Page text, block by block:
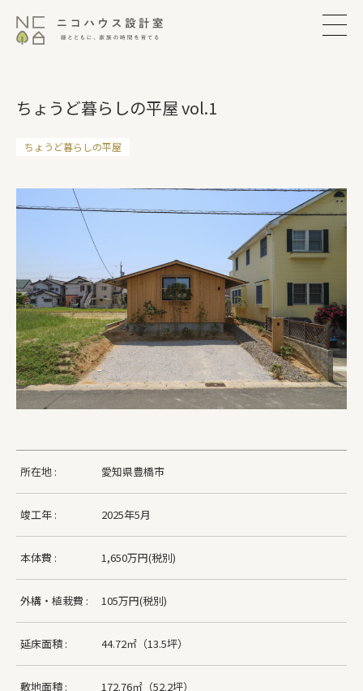
ちょうど暮らしの平屋 vol.1
ちょうど暮らしの平屋
所在地 : 愛知県豊橋市
竣工年 : 2025年5月
本体費 : 1,650万円(税別)
外構・植栽費 : 105万円(税別)
延床面積 : 44.72㎡（13.5坪）
敷地面積 : 172.76㎡（52.2坪）